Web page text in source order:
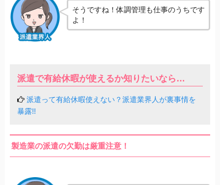
そうですね！体調管理も仕事のうちです
よ！
派遣で有給休暇が使えるか知りたいなら…
派遣って有給休暇使えない？派遣業界人が裏事情を
暴露!!
製造業の派遣の欠勤は厳重注意！